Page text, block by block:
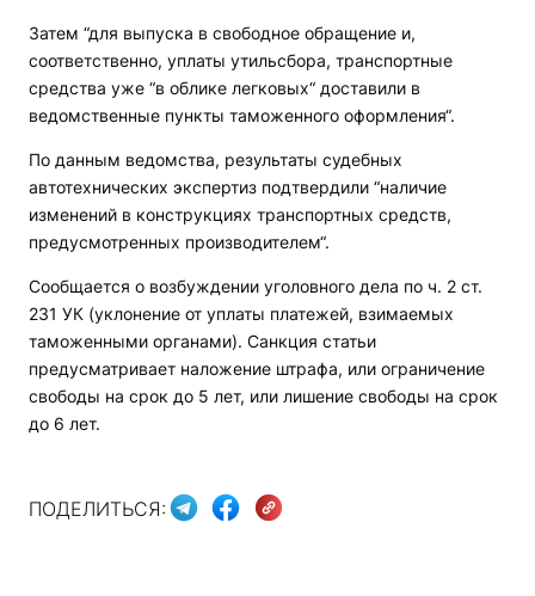
Затем “для выпуска в свободное обращение и,
соответственно, уплаты утильсбора, транспортные
средства уже “в облике легковых“ доставили в
ведомственные пункты таможенного оформления“.
По данным ведомства, результаты судебных
автотехнических экспертиз подтвердили “наличие
изменений в конструкциях транспортных средств,
предусмотренных производителем“.
Сообщается о возбуждении уголовного дела по ч. 2 ст.
231 УК (уклонение от уплаты платежей, взимаемых
таможенными органами). Санкция статьи
предусматривает наложение штрафа, или ограничение
свободы на срок до 5 лет, или лишение свободы на срок
до 6 лет.
ПОДЕЛИТЬСЯ: